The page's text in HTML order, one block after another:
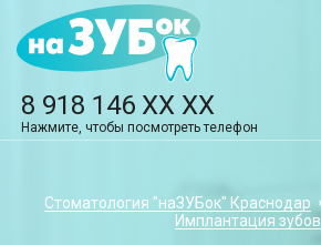
8 918 146 XX XX
Нажмите, чтобы посмотреть телефон
Стоматология "наЗУБок" Краснодар
Имплантация зубов